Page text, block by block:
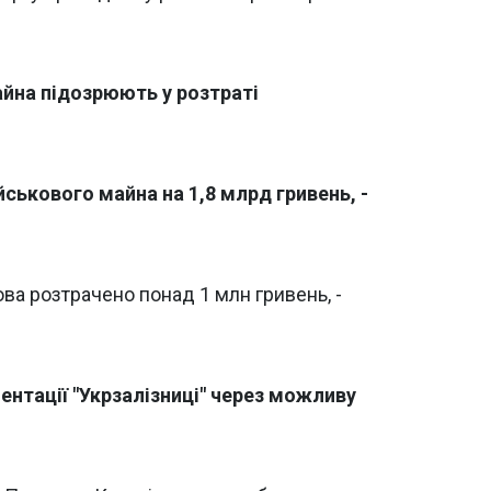
підозрюють у розтраті
майна на 1,8 млрд гривень, -
розтрачено понад 1 млн гривень, -
"Укрзалізниці" через можливу